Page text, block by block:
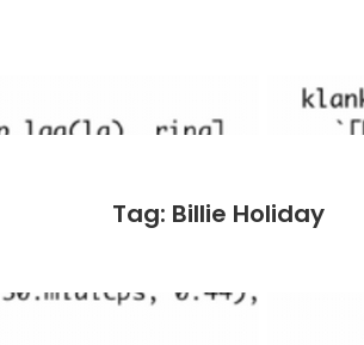
Tag: Billie Holiday